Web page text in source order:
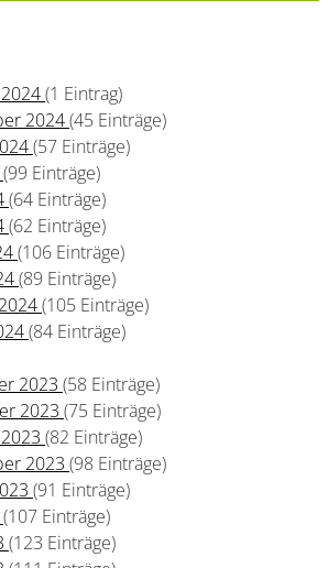
(1 Eintrag)
2024(45 Einträge)
(57 Einträge)
(99 Einträge)
(64 Einträge)
(62 Einträge)
(106 Einträge)
(89 Einträge)
(105 Einträge)
(84 Einträge)
2023 (58 Einträge)
2023 (75 Einträge)
(82 Einträge)
2023 (98 Einträge)
(91 Einträge)
(107 Einträge)
(123 Einträge)